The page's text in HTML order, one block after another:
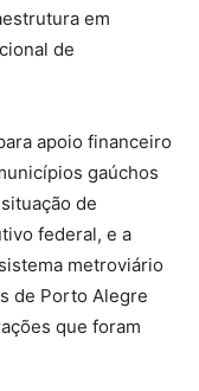
em
de
apoio financeiro
gaúchos
de
federal, e a
metroviário
de Porto Alegre
que foram